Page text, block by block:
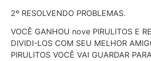
2º RESOLVENDO PROBLEMAS.
VOCÊ GANHOU nove PIRULITOS E
DIVIDI-LOS COM SEU MELHOR
PIRULITOS VOCÊ VAI GUARDAR